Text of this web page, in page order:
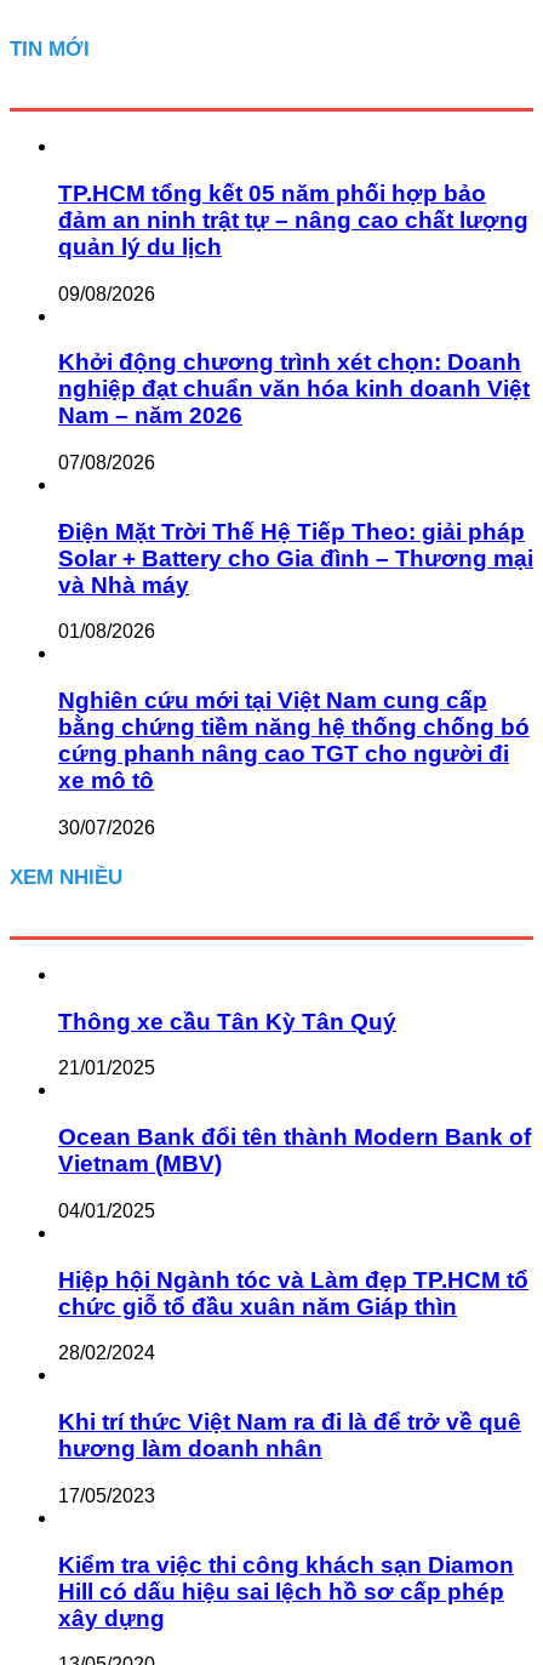
TIN MỚI
TP.HCM tổng kết 05 năm phối hợp bảo
đảm an ninh trật tự – nâng cao chất lượng
quản lý du lịch
09/08/2026
Khởi động chương trình xét chọn: Doanh
nghiệp đạt chuẩn văn hóa kinh doanh Việt
Nam – năm 2026
07/08/2026
Điện Mặt Trời Thế Hệ Tiếp Theo: giải pháp
Solar + Battery cho Gia đình – Thương mại
và Nhà máy
01/08/2026
Nghiên cứu mới tại Việt Nam cung cấp
bằng chứng tiềm năng hệ thống chống bó
cứng phanh nâng cao TGT cho người đi
xe mô tô
30/07/2026
XEM NHIỀU
Thông xe cầu Tân Kỳ Tân Quý
21/01/2025
Ocean Bank đổi tên thành Modern Bank of
Vietnam (MBV)
04/01/2025
Hiệp hội Ngành tóc và Làm đẹp TP.HCM tổ
chức giỗ tổ đầu xuân năm Giáp thìn
28/02/2024
Khi trí thức Việt Nam ra đi là để trở về quê
hương làm doanh nhân
17/05/2023
Kiểm tra việc thi công khách sạn Diamon
Hill có dấu hiệu sai lệch hồ sơ cấp phép
xây dựng